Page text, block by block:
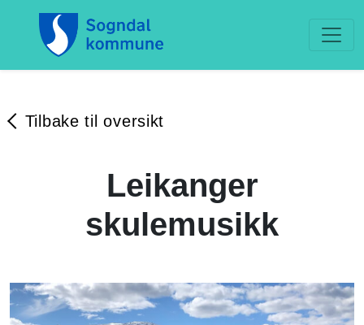
Tilbake til oversikt
Leikanger
skulemusikk